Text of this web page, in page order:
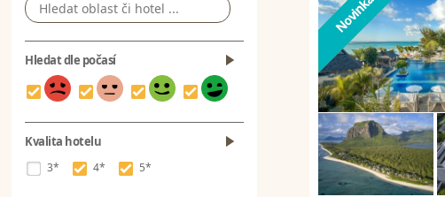
Hledat dle počasí
Kvalita hotelu
3* 4* 5*